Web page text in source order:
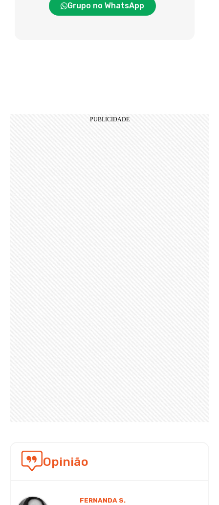
Grupo no WhatsApp
Opinião
FERNANDA S.